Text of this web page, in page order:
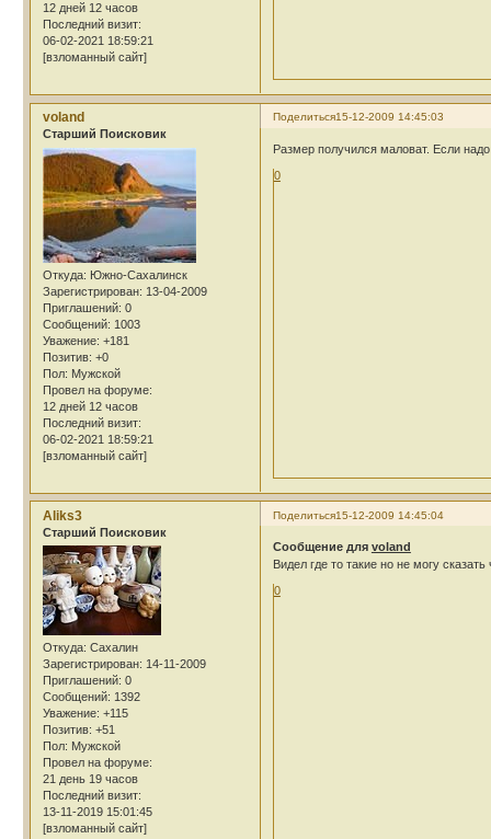
12 дней 12 часов
Последний визит:
06-02-2021 18:59:21
[взломанный сайт]
Поделиться15-12-2009 14:45:03
voland
Cтарший Поисковик
Откуда: Южно-Сахалинск
Зарегистрирован: 13-04-2009
Приглашений: 0
Сообщений: 1003
Уважение: +181
Позитив: +0
Пол: Мужской
Провел на форуме:
12 дней 12 часов
Последний визит:
06-02-2021 18:59:21
[взломанный сайт]
Размер получился маловат. Если надо
0
Поделиться15-12-2009 14:45:04
Aliks3
Cтарший Поисковик
Откуда: Сахалин
Зарегистрирован: 14-11-2009
Приглашений: 0
Сообщений: 1392
Уважение: +115
Позитив: +51
Пол: Мужской
Провел на форуме:
21 день 19 часов
Последний визит:
13-11-2019 15:01:45
[взломанный сайт]
Сообщение для voland
Видел где то такие но не могу сказать
0